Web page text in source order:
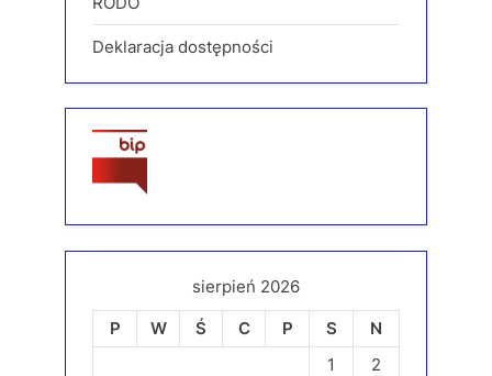
Deklaracja dostępności
sierpień 2026
P
W Ś C P S
N
1
2